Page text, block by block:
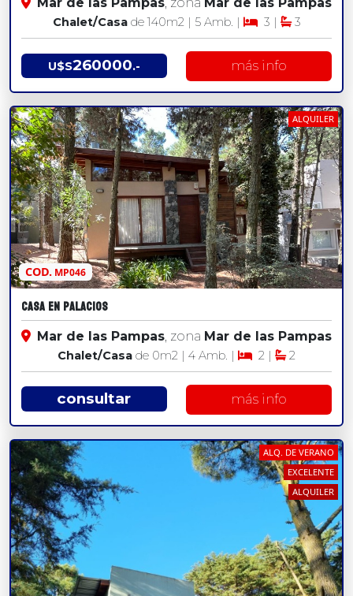
Mar de las Pampas, zona Mar de las Pampas
Chalet/Casade 140m2| 5 Amb. | 3 | 3
U$S260000.- más info
COD.MP046
ALQUILER
Casa en Palacios
Mar de las Pampas, zona Mar de las Pampas
Chalet/Casa de 0m2 | 4 Amb. | 2 | 2
consultar más info
ALQ. DE VERANO
EXCELENTE
ALQUILER